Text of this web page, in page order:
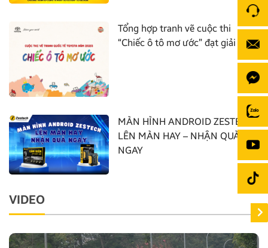
Tổng hợp tranh vẽ cuộc thi
“Chiếc ô tô mơ ước” đạt giải nhất
MÀN HÌNH ANDROID ZESTECH:
LÊN MÀN HAY – NHẬN QUÀ
NGAY
VIDEO